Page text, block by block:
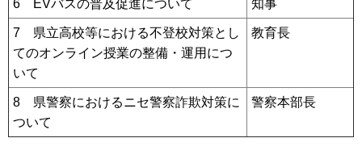
6 EVバスの普及促進について 知事
7 県立高校等における不登校対策とし
てのオンライン授業の整備・運用につ
いて
教育長
8 県警察におけるニセ警察詐欺対策に
ついて
警察本部長